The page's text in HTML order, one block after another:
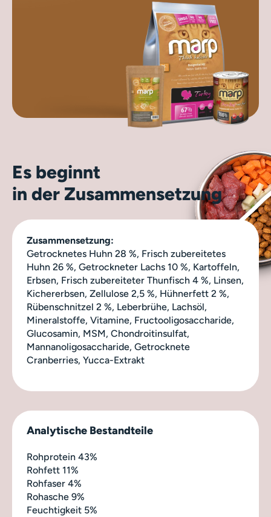
Es beginnt
in der Zusammensetzung
Zusammensetzung:
Getrocknetes Huhn 28 %, Frisch zubereitetes
Huhn 26 %, Getrockneter Lachs 10 %, Kartoffeln,
Erbsen, Frisch zubereiteter Thunfisch 4 %, Linsen,
Kichererbsen, Zellulose 2,5 %, Hühnerfett 2 %,
Rübenschnitzel 2 %, Leberbrühe, Lachsöl,
Mineralstoffe, Vitamine, Fructooligosaccharide,
Glucosamin, MSM, Chondroitinsulfat,
Mannanoligosaccharide, Getrocknete
Cranberries, Yucca-Extrakt
Analytische Bestandteile
Rohprotein 43%
Rohfett 11%
Rohfaser 4%
Rohasche 9%
Feuchtigkeit 5%